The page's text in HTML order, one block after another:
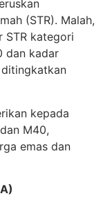
(STR). Malah,
STR kategori
dan kadar
kepada
M40,
emas dan